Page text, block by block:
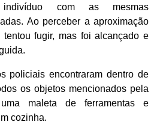
com as mesmas
Ao perceber a aproximação
fugir, mas foi alcançado e
policiais encontraram dentro de
os objetos mencionados pela
maleta de ferramentas e
cozinha.